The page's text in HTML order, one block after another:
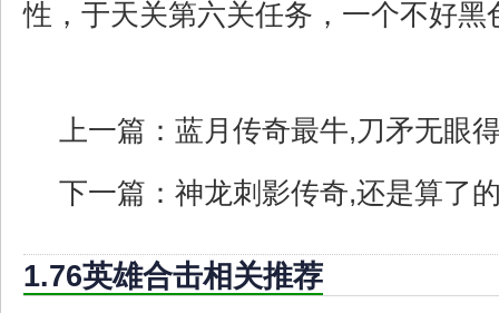
性，于天关第六关任务，一个不好黑
上一篇： 蓝月传奇最牛,刀矛无眼
下一篇： 神龙刺影传奇,还是算了
1.76英雄合击相关推荐